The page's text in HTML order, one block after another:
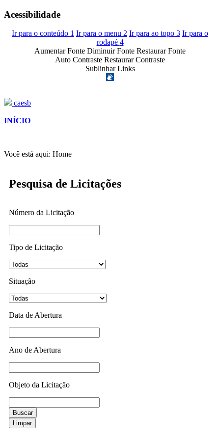
Acessibilidade
Ir para o conteúdo 1 Ir para o menu 2 Ir para ao topo 3 Ir para o
rodapé 4
Aumentar Fonte Diminuir Fonte Restaurar Fonte
Auto Contraste Restaurar Contraste
Sublinhar Links
caesb
INÍCIO
Você está aqui: Home
Pesquisa de Licitações
Número da Licitação
Tipo de Licitação
Situação
Data de Abertura
Ano de Abertura
Objeto da Licitação
Buscar
Limpar